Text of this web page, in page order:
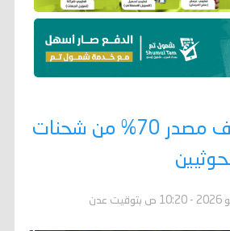
واشنطن تكشف مصدر 70% من شحنات